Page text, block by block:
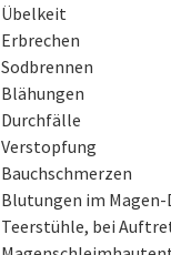
Übelkeit
Erbrechen
Sodbrennen
Blähungen
Durchfälle
Verstopfung
Bauchschmerzen
Blutungen im
Teerstühle, bei